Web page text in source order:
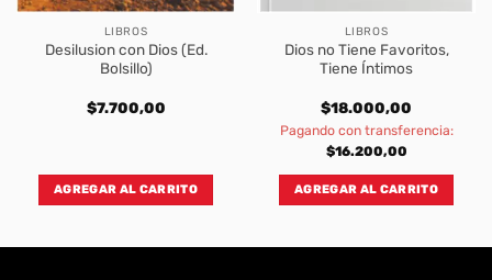
LIBROS
Desilusion con Dios (Ed.
Bolsillo)
$7.700,00
AGREGAR AL CARRITO
LIBROS
Dios no Tiene Favoritos,
Tiene Íntimos
$18.000,00
Pagando con transferencia:
$16.200,00
AGREGAR AL CARRITO